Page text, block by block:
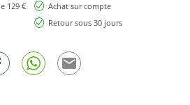
129 €
Achat sur compte
Retour sous 30 jours